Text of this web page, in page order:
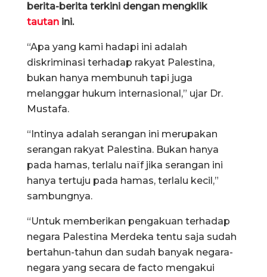
berita-berita terkini dengan mengklik
tautan ini.
“Apa yang kami hadapi ini adalah
diskriminasi terhadap rakyat Palestina,
bukan hanya membunuh tapi juga
melanggar hukum internasional,” ujar Dr.
Mustafa.
“Intinya adalah serangan ini merupakan
serangan rakyat Palestina. Bukan hanya
pada hamas, terlalu naïf jika serangan ini
hanya tertuju pada hamas, terlalu kecil,”
sambungnya.
“Untuk memberikan pengakuan terhadap
negara Palestina Merdeka tentu saja sudah
bertahun-tahun dan sudah banyak negara-
negara yang secara de facto mengakui